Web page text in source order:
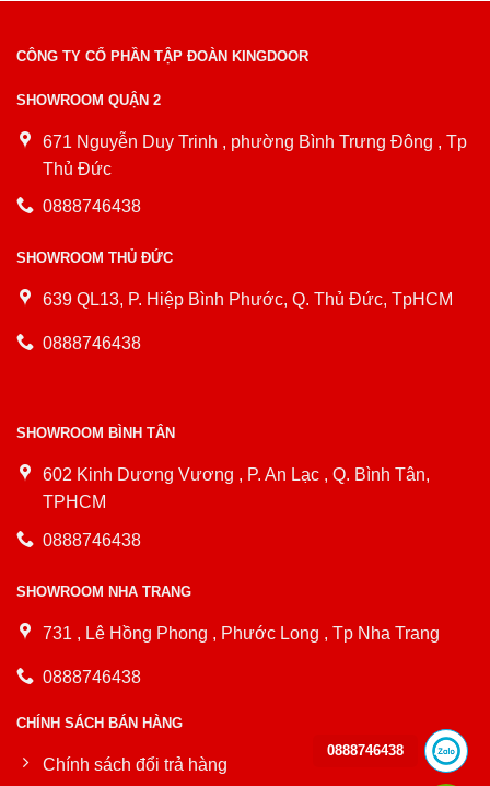
CÔNG TY CỔ PHẦN TẬP ĐOÀN KINGDOOR
SHOWROOM QUẬN 2
671 Nguyễn Duy Trinh , phường Bình Trưng Đông , Tp
Thủ Đức
0888746438
SHOWROOM THỦ ĐỨC
639 QL13, P. Hiệp Bình Phước, Q. Thủ Đức, TpHCM
0888746438
SHOWROOM BÌNH TÂN
602 Kinh Dương Vương , P. An Lạc , Q. Bình Tân,
TPHCM
0888746438
SHOWROOM NHA TRANG
731 , Lê Hồng Phong , Phước Long , Tp Nha Trang
0888746438
CHÍNH SÁCH BÁN HÀNG
Chính sách đổi trả hàng
0888746438